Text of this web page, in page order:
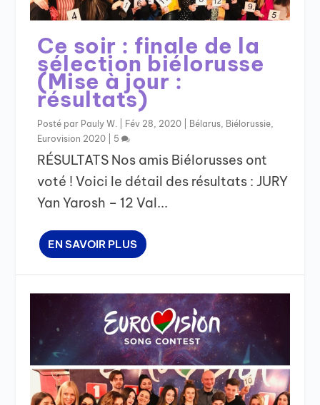
Ce soir : finale de la
sélection biélorusse
(Mise à jour :
résultats)
Posté par Pauly W. Fév 28, 2020 Bélarus, Biélorussie,
Eurovision 2020
5
RÉSULTATS Nos amis Biélorusses ont
voté ! Voici le détail des résultats : JURY
Yan Yarosh – 12 Val...
EN SAVOIR PLUS